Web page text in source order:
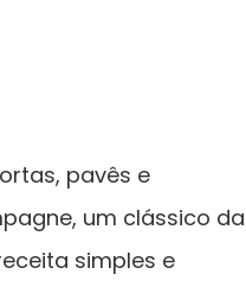
pavês e
um clássico da
simples e